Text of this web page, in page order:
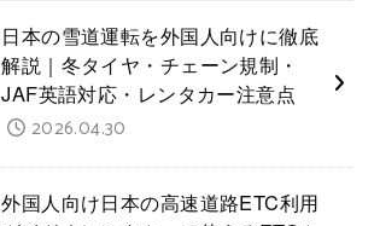
日本の雪道運転を外国人向けに徹底
解説｜冬タイヤ・チェーン規制・
JAF英語対応・レンタカー注意点
2026.04.30
外国人向け日本の高速道路ETC利用